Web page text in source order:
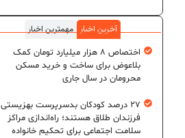
آخرین اخبار
مهمترین اخبار
اختصاص ۸ هزار میلیارد تومان کمک
بلاعوض برای ساخت و خرید مسکن
محرومان در سال جاری
۲۷ درصد کودکان بدسرپرست بهزیستی
فرزندان طلاق هستند؛ راه‌اندازی مراکز
سلامت اجتماعی برای تحکیم خانواده